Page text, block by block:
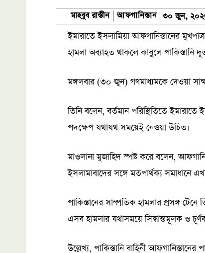
মাহবুব রাস্তীন আফগানিস্তান ৩০ জুন,
ইমারাতে ইসলামিয়া আফগানিস্তানের
হামলা অব্যাহত থাকলে কাবুলে পাকিস্তানি
মঙ্গলবার (৩০ জুন) গণমাধ্যমকে দেওয়া
তিনি বলেন, বর্তমান পরিস্থিতিতে
পদক্ষেপ যথাযথ সময়েই নেওয়া উচিত।
মাওলানা মুজাহিদ স্পষ্ট করে বলেন,
ইসলামাবাদের সঙ্গে মতপার্থক্য
পাকিস্তানের সাম্প্রতিক হামলার প্রসঙ্গ
এসব হামলার যথাসময়ে সিদ্ধান্তমূলক ও
উল্লেখ্য, পাকিস্তানি বাহিনী